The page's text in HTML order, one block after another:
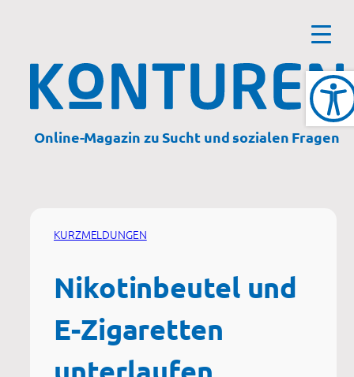
Online-Magazin zu Sucht und sozialen Fragen
KURZMELDUNGEN
Nikotinbeutel und
E-Zigaretten